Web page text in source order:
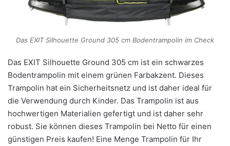
Das EXIT Silhouette Ground 305 cm Bodentrampolin im Check
Das EXIT Silhouette Ground 305 cm ist ein schwarzes
Bodentrampolin mit einem grünen Farbakzent. Dieses
Trampolin hat ein Sicherheitsnetz und ist daher ideal für
die Verwendung durch Kinder. Das Trampolin ist aus
hochwertigen Materialien gefertigt und ist daher sehr
robust. Sie können dieses Trampolin bei Netto für einen
günstigen Preis kaufen! Eine Menge Trampolin für Ihr